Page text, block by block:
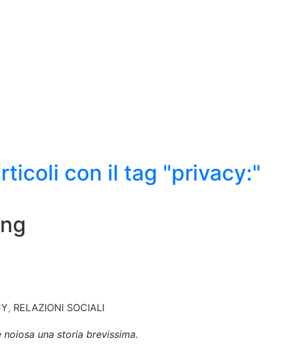
con il tag "privacy:"
, RELAZIONI SOCIALI
una storia brevissima.